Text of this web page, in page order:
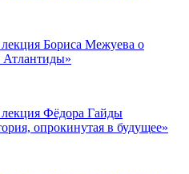
Бориса Межуева о
Атлантиды»
Фёдора Гайды
опрокинутая в будущее»